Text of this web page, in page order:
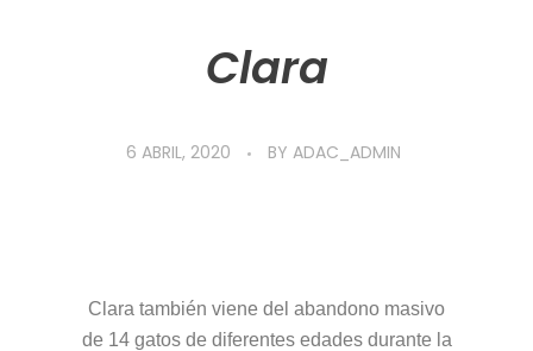
Clara
6 ABRIL, 2020 BY ADAC_ADMIN
Clara también viene del abandono masivo
de 14 gatos de diferentes edades durante la